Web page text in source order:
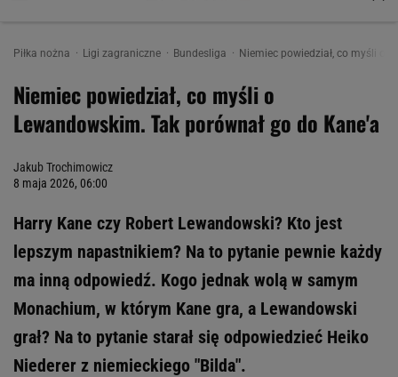
Piłka nożna Ligi zagraniczne Bundesliga Niemiec powiedział, co myśli o
Niemiec powiedział, co myśli o
Lewandowskim. Tak porównał go do Kane'a
Jakub Trochimowicz
8 maja 2026, 06:00
Harry Kane czy Robert Lewandowski? Kto jest
lepszym napastnikiem? Na to pytanie pewnie każdy
ma inną odpowiedź. Kogo jednak wolą w samym
Monachium, w którym Kane gra, a Lewandowski
grał? Na to pytanie starał się odpowiedzieć Heiko
Niederer z niemieckiego "Bilda".